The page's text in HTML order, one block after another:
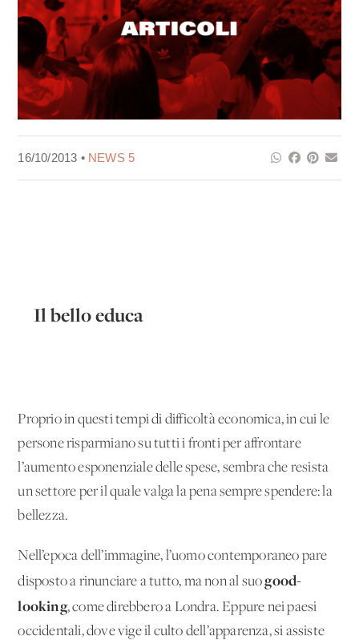
16/10/2013 • NEWS 5
Il bello educa
Proprio in questi tempi di difficoltà economica, in cui le
persone risparmiano su tutti i fronti per affrontare
l’aumento esponenziale delle spese, sembra che resista
un settore per il quale valga la pena sempre spendere: la
bellezza.
Nell’epoca dell’immagine, l’uomo contemporaneo pare
disposto a rinunciare a tutto, ma non al suogood-
looking, come direbbero a Londra. Eppure nei paesi
occidentali, dove vige il culto dell’apparenza, si assiste